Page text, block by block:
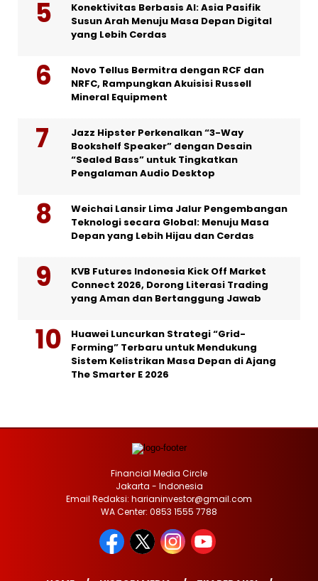
Konektivitas Berbasis AI: Asia Pasifik
Susun Arah Menuju Masa Depan Digital
yang Lebih Cerdas
Novo Tellus Bermitra dengan RCF dan
NRFC, Rampungkan Akuisisi Russell
Mineral Equipment
Jazz Hipster Perkenalkan “3-Way
Bookshelf Speaker” dengan Desain
“Sealed Bass” untuk Tingkatkan
Pengalaman Audio Desktop
Weichai Lansir Lima Jalur Pengembangan
Teknologi secara Global: Menuju Masa
Depan yang Lebih Hijau dan Cerdas
KVB Futures Indonesia Kick Off Market
Connect 2026, Dorong Literasi Trading
yang Aman dan Bertanggung Jawab
Huawei Luncurkan Strategi “Grid-
Forming” Terbaru untuk Mendukung
Sistem Kelistrikan Masa Depan di Ajang
The Smarter E 2026
Financial Media Circle
Jakarta - Indonesia
Email Redaksi: harianinvestor@gmail.com
WA Center: 0853 1555 7788